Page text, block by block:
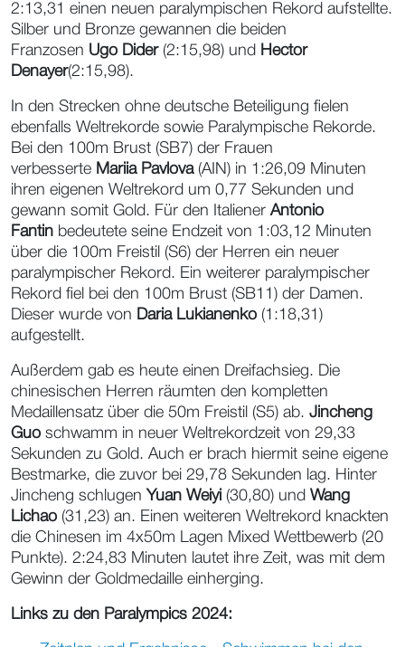
2:13,31 einen neuen paralympischen Rekord aufstellte.
Silber und Bronze gewannen die beiden
Franzosen Ugo Dider(2:15,98) und Hector
Denayer(2:15,98).
In den Strecken ohne deutsche Beteiligung fielen
ebenfalls Weltrekorde sowie Paralympische Rekorde.
Bei den 100m Brust (SB7) der Frauen
verbesserte Mariia Pavlova(AIN) in 1:26,09 Minuten
ihren eigenen Weltrekord um 0,77 Sekunden und
gewann somit Gold. Für den Italiener Antonio
Fantin bedeutete seine Endzeit von 1:03,12 Minuten
über die 100m Freistil (S6) der Herren ein neuer
paralympischer Rekord. Ein weiterer paralympischer
Rekord fiel bei den 100m Brust (SB11) der Damen.
Dieser wurde von Daria Lukianenko (1:18,31)
aufgestellt.
Außerdem gab es heute einen Dreifachsieg. Die
chinesischen Herren räumten den kompletten
Medaillensatz über die 50m Freistil (S5) ab. Jincheng
Guo schwamm in neuer Weltrekordzeit von 29,33
Sekunden zu Gold. Auch er brach hiermit seine eigene
Bestmarke, die zuvor bei 29,78 Sekunden lag. Hinter
Jincheng schlugen Yuan Weiyi (30,80) und Wang
Lichao (31,23) an. Einen weiteren Weltrekord knackten
die Chinesen im 4x50m Lagen Mixed Wettbewerb (20
Punkte). 2:24,83 Minuten lautet ihre Zeit, was mit dem
Gewinn der Goldmedaille einherging.
Links zu den Paralympics 2024: